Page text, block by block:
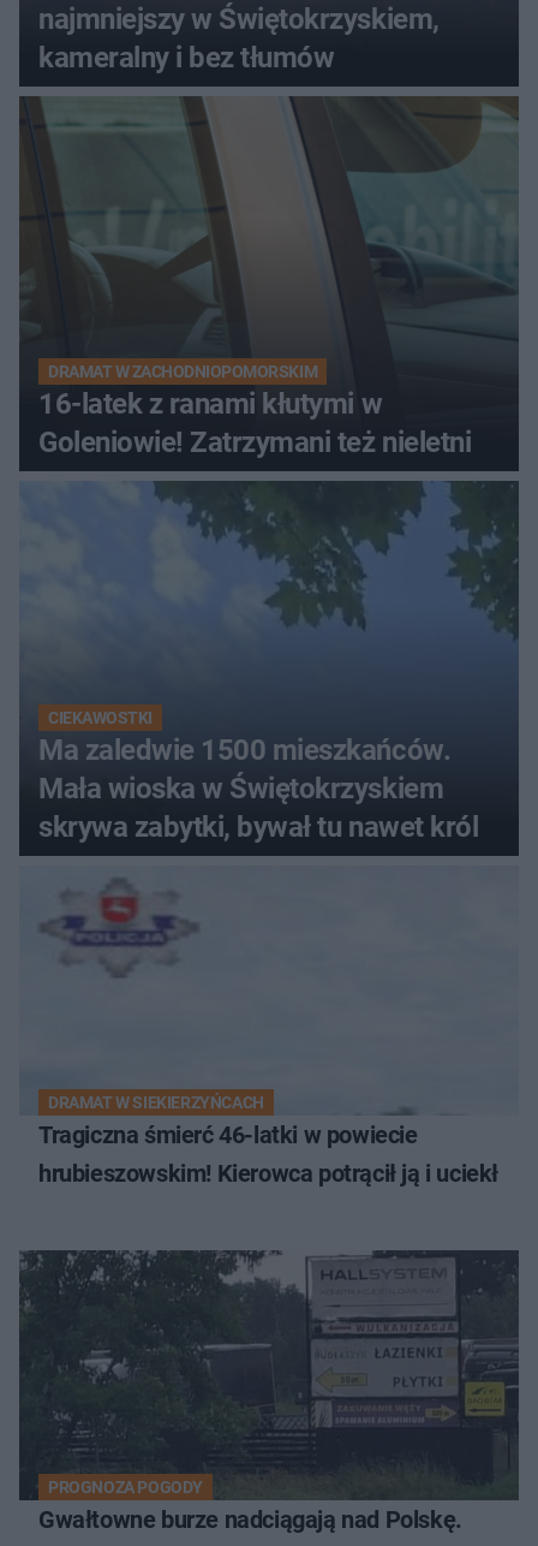
najmniejszy w Świętokrzyskiem,
kameralny i bez tłumów
DRAMAT W ZACHODNIOPOMORSKIM
16-latek z ranami kłutymi w
Goleniowie! Zatrzymani też nieletni
CIEKAWOSTKI
Ma zaledwie 1500 mieszkańców.
Mała wioska w Świętokrzyskiem
skrywa zabytki, bywał tu nawet król
DRAMAT W SIEKIERZYŃCACH
Tragiczna śmierć 46-latki w powiecie
hrubieszowskim! Kierowca potrącił ją i uciekł
PROGNOZA POGODY
Gwałtowne burze nadciągają nad Polskę.